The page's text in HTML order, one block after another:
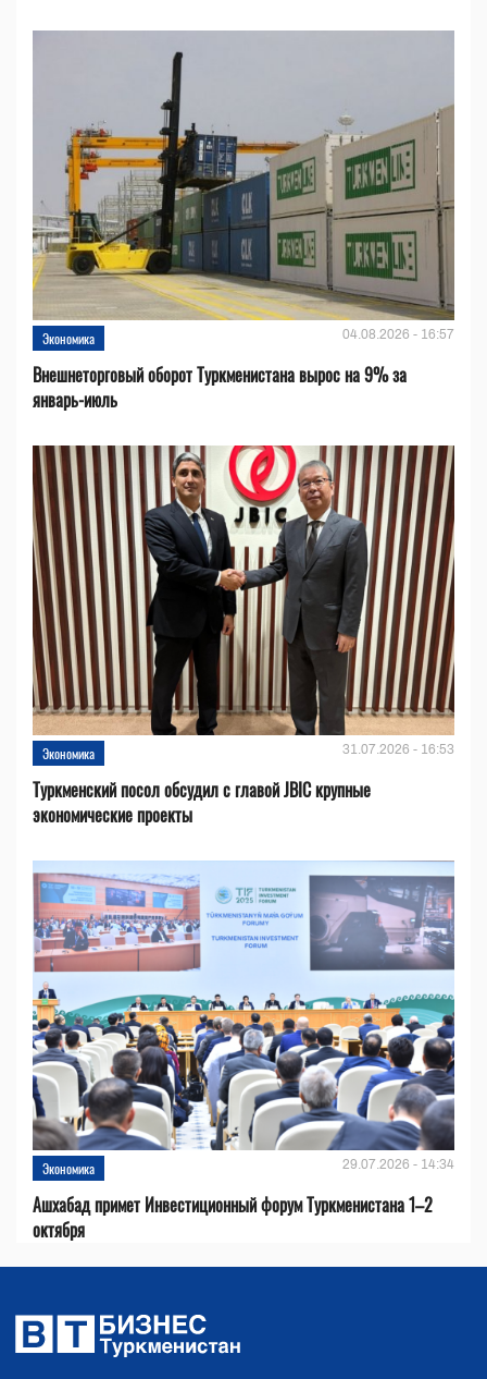
Экономика 04.08.2026 - 16:57
Внешнеторговый оборот Туркменистана вырос на 9% за
январь-июль
Экономика 31.07.2026 - 16:53
Туркменский посол обсудил с главой JBIC крупные
экономические проекты
Экономика 29.07.2026 - 14:34
Ашхабад примет Инвестиционный форум Туркменистана 1–2
октября